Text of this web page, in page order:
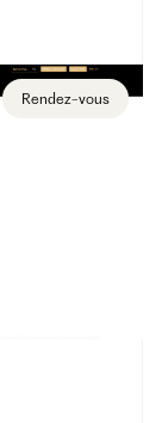
Rendez-vous